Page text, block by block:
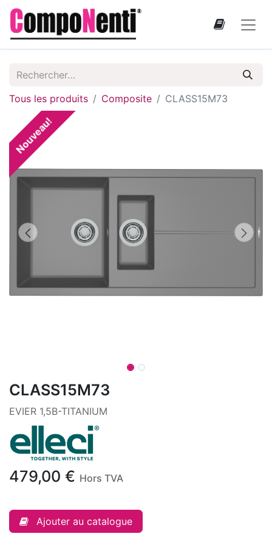
Tous les produits Composite CLASS15M73
Nouveau!
CLASS15M73
EVIER 1,5B-TITANIUM
479,00 € Hors TVA
Ajouter au catalogue